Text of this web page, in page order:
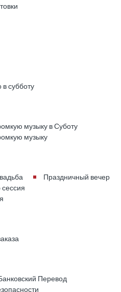
субботу
музыку в Суботу
музыку
Праздничный вечер
Перевод